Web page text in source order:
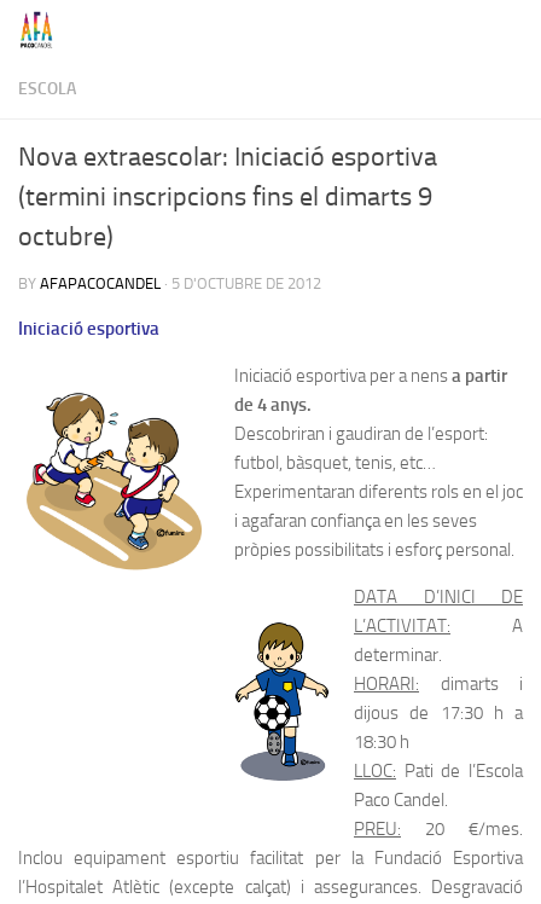
Skip to content
ESCOLA
Nova extraescolar: Iniciació esportiva
(termini inscripcions fins el dimarts 9
octubre)
BY AFAPACOCANDEL · 5 D'OCTUBRE DE 2012
Iniciació esportiva
Iniciació esportiva per a nensa partir
de 4 anys.
Descobriran i gaudiran de l’esport:
futbol, bàsquet, tenis, etc…
Experimentaran diferents rols en el joc
i agafaran confiança en les seves
pròpies possibilitats i esforç personal.
DATA D’INICI DE
L’ACTIVITAT: A
determinar.
HORARI: dimarts i
dijous de 17:30 h a
18:30 h
LLOC: Pati de l’Escola
Paco Candel.
PREU: 20 €/mes.
Inclou equipament esportiu facilitat per la Fundació Esportiva
l’Hospitalet Atlètic (excepte calçat) i assegurances. Desgravació